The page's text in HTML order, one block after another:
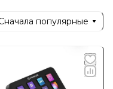
популярные